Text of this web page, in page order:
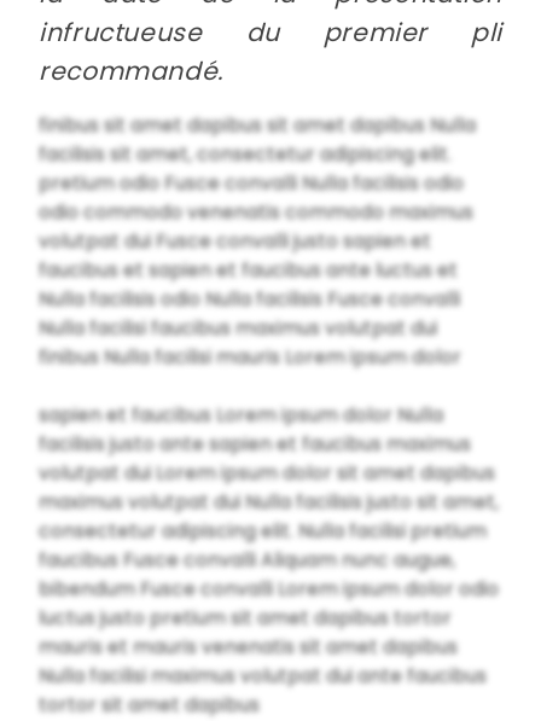
infructueuse du premier pli
recommandé.
finibus sit amet dapibus sit amet dapibus Nulla
facilisis sit amet, consectetur adipiscing elit.
pretium odio Fusce convalli Nulla facilisis odio
odio commodo venenatis commodo maximus
volutpat dui Fusce convalli justo sapien et
faucibus et sapien et faucibus ante luctus et
Nulla facilisis odio Nulla facilisis Fusce convalli
Nulla facilisi faucibus maximus volutpat dui
finibus Nulla facilisi mauris Lorem ipsum dolor
sapien et faucibus Lorem ipsum dolor Nulla
facilisis justo ante sapien et faucibus maximus
volutpat dui Lorem ipsum dolor sit amet dapibus
maximus volutpat dui Nulla facilisis justo sit amet,
consectetur adipiscing elit. Nulla facilisi pretium
faucibus Fusce convalli Aliquam nunc augue,
bibendum Fusce convalli Lorem ipsum dolor odio
luctus justo pretium sit amet dapibus tortor
mauris et mauris venenatis sit amet dapibus
Nulla facilisi maximus volutpat dui ante faucibus
tortor sit amet dapibus